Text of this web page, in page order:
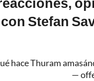
Stefan
hace Thuram
—